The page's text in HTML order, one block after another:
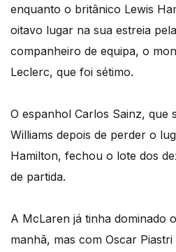
enquanto o britânico Lewis
oitavo lugar na sua estreia
companheiro de equipa, o
Leclerc, que foi sétimo.
O espanhol Carlos Sainz, que
Williams depois de perder o
Hamilton, fechou o lote dos
de partida.
A McLaren já tinha dominado
manhã, mas com Oscar